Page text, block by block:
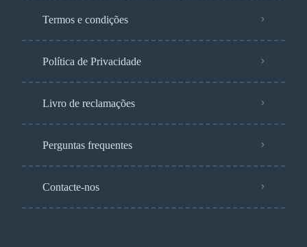
Termos e condições
Política de Privacidade
Livro de reclamações
Perguntas frequentes
Contacte-nos